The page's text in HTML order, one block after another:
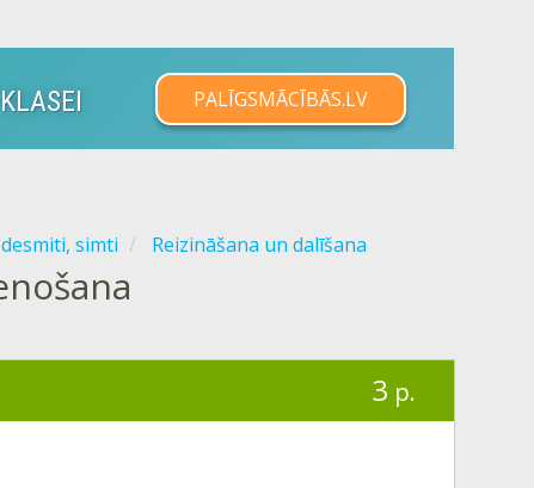
PALĪGSMĀCĪBĀS.LV
simti Reizināšana un dalīšana
3 p.